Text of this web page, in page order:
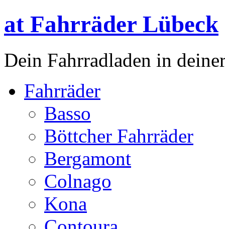
at Fahrräder Lübeck
Dein Fahrradladen in
Fahrräder
Basso
Böttcher Fahrräder
Bergamont
Colnago
Kona